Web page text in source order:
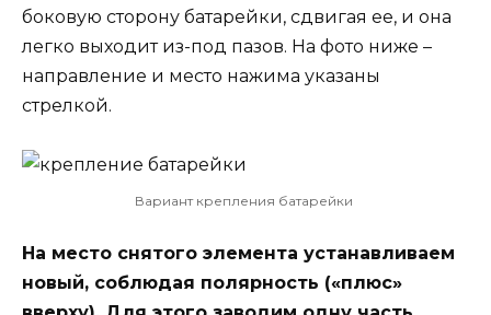
боковую сторону батарейки, сдвигая ее, и она
легко выходит из-под пазов. На фото ниже –
направление и место нажима указаны
стрелкой.
Вариант крепления батарейки
На место снятого элемента устанавливаем
новый, соблюдая полярность («плюс»